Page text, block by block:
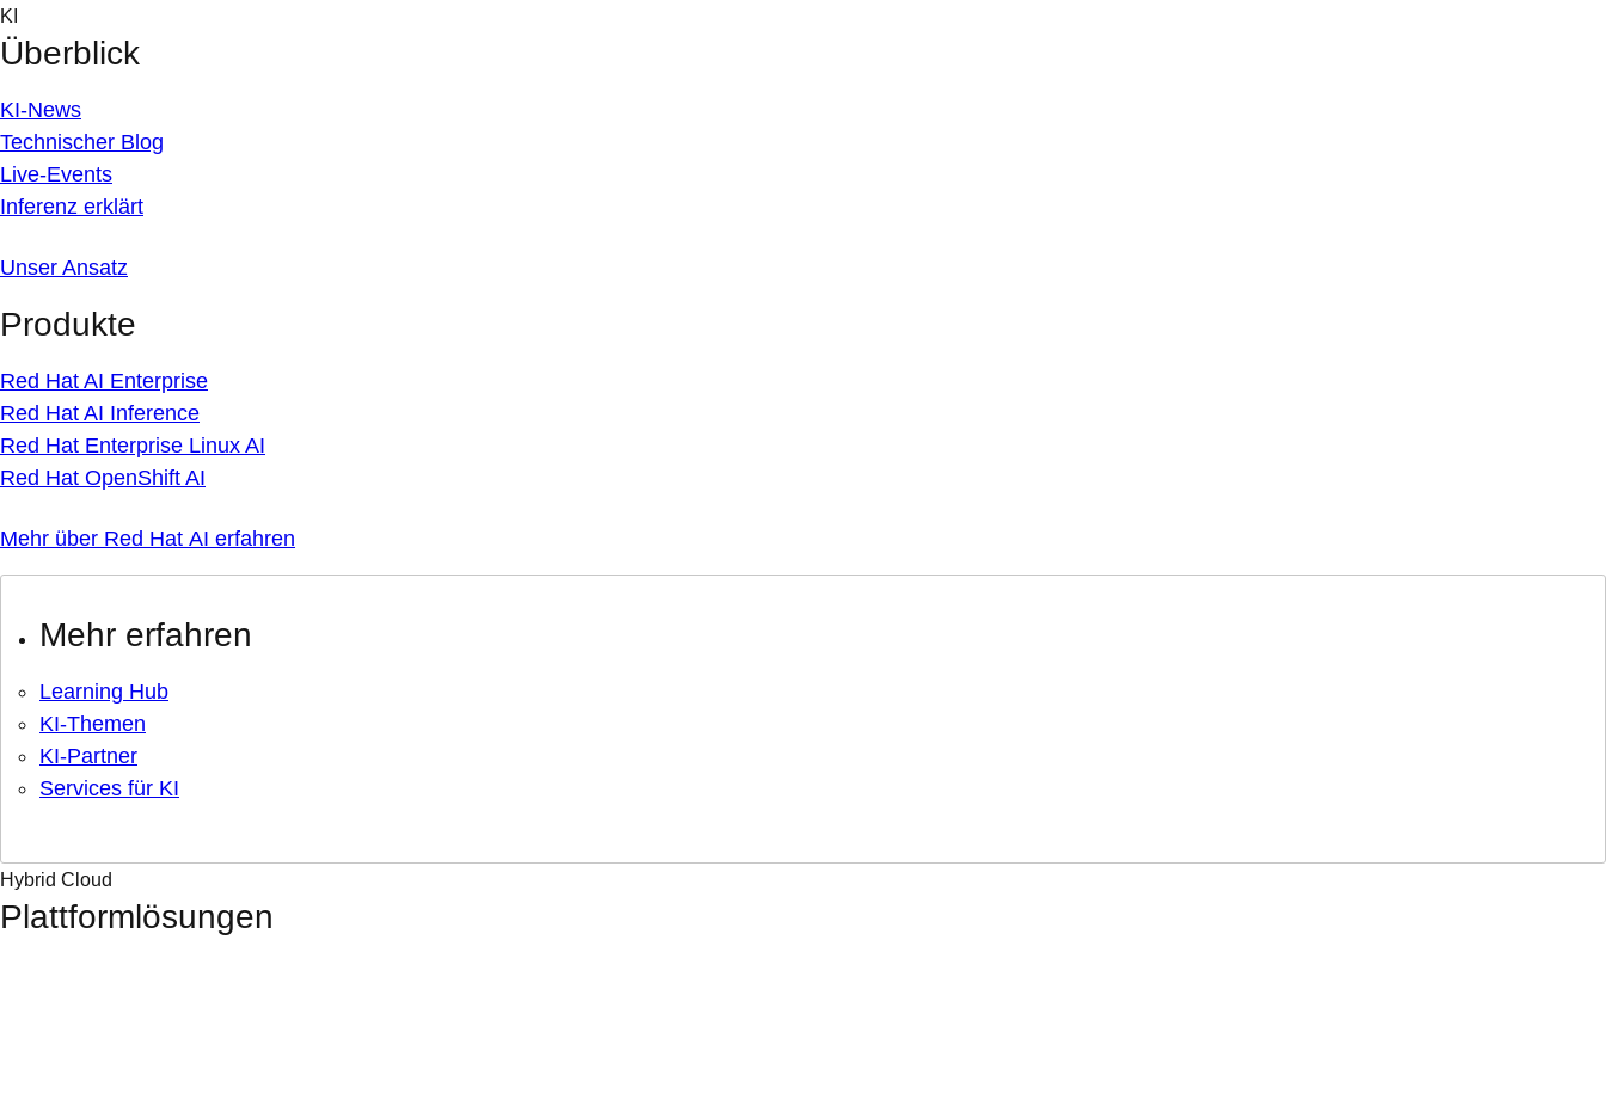
Skip
to
content
KI
Überblick
KI-News
Technischer Blog
Live-Events
Inferenz erklärt
Unser Ansatz
Produkte
Red Hat AI Enterprise
Red Hat AI Inference
Red Hat Enterprise Linux AI
Red Hat OpenShift AI
Mehr über Red Hat AI erfahren
Mehr erfahren
Learning Hub
KI-Themen
KI-Partner
Services für KI
Hybrid Cloud
Plattformlösungen